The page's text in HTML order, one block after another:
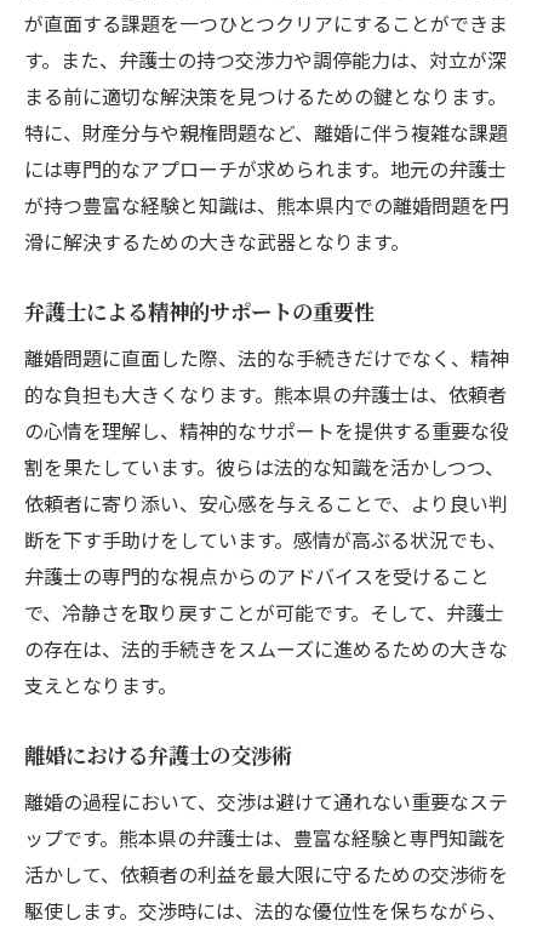
が直面する課題を一つひとつクリアにすることができま
す。また、弁護士の持つ交渉力や調停能力は、対立が深
まる前に適切な解決策を見つけるための鍵となります。
特に、財産分与や親権問題など、離婚に伴う複雑な課題
には専門的なアプローチが求められます。地元の弁護士
が持つ豊富な経験と知識は、熊本県内での離婚問題を円
滑に解決するための大きな武器となります。
弁護士による精神的サポートの重要性
離婚問題に直面した際、法的な手続きだけでなく、精神
的な負担も大きくなります。熊本県の弁護士は、依頼者
の心情を理解し、精神的なサポートを提供する重要な役
割を果たしています。彼らは法的な知識を活かしつつ、
依頼者に寄り添い、安心感を与えることで、より良い判
断を下す手助けをしています。感情が高ぶる状況でも、
弁護士の専門的な視点からのアドバイスを受けること
で、冷静さを取り戻すことが可能です。そして、弁護士
の存在は、法的手続きをスムーズに進めるための大きな
支えとなります。
離婚における弁護士の交渉術
離婚の過程において、交渉は避けて通れない重要なステ
ップです。熊本県の弁護士は、豊富な経験と専門知識を
活かして、依頼者の利益を最大限に守るための交渉術を
駆使します。交渉時には、法的な優位性を保ちながら、